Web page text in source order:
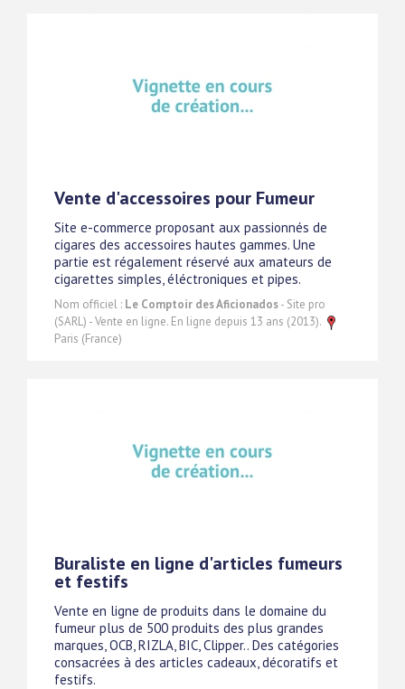
Vente d'accessoires pour Fumeur
Site e-commerce proposant aux passionnés de
cigares des accessoires hautes gammes. Une
partie est régalement réservé aux amateurs de
cigarettes simples, éléctroniques et pipes.
Nom officiel : Le Comptoir des Aficionados- Site pro
(SARL) - Vente en ligne. En ligne depuis 13 ans (2013).
Paris (France)
Buraliste en ligne d'articles fumeurs
et festifs
Vente en ligne de produits dans le domaine du
fumeur plus de 500 produits des plus grandes
marques, OCB, RIZLA, BIC, Clipper.. Des catégories
consacrées à des articles cadeaux, décoratifs et
festifs.